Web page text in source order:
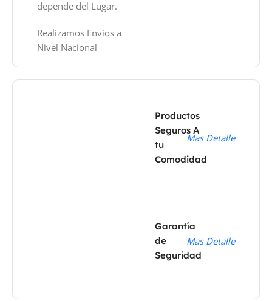
depende del Lugar.
Realizamos Envíos a
Nivel Nacional
Productos
Seguros A
tu
Comodidad
Mas Detalle
Garantía
de
Seguridad
Mas Detalle